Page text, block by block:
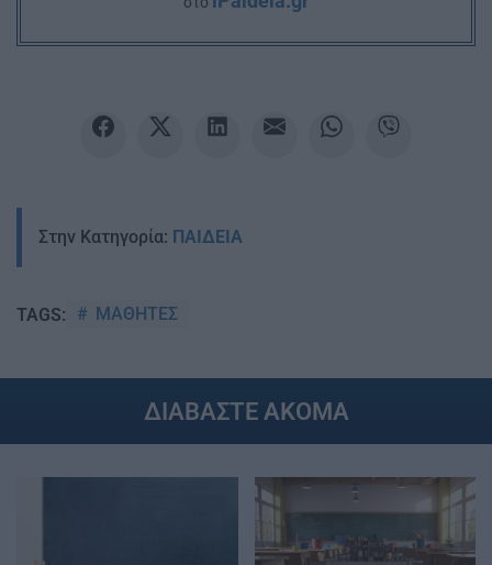
Στην Κατηγορία: ΠΑΙΔΕΙΑ
TAGS: ΜΑΘΗΤΕΣ
ΔΙΑΒΑΣΤΕ ΑΚΟΜΑ